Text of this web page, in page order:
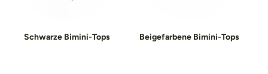
Schwarze Bimini-Tops Beigefarbene Bimini-Tops